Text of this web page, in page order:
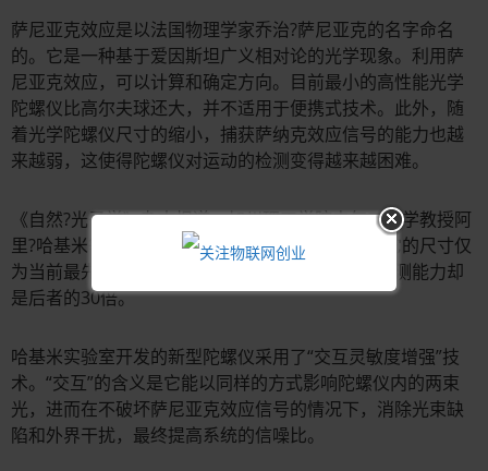
萨尼亚克效应是以法国物理学家乔治?萨尼亚克的名字命名
的。它是一种基于爱因斯坦广义相对论的光学现象。利用萨
尼亚克效应，可以计算和确定方向。目前最小的高性能光学
陀螺仪比高尔夫球还大，并不适用于便携式技术。此外，随
着光学陀螺仪尺寸的缩小，捕获萨纳克效应信号的能力也越
来越弱，这使得陀螺仪对运动的检测变得越来越困难。
《自然?光子学》杂志报道，加州理工学院电气工程学教授阿
里?哈基米等开发了一种新型的光学陀螺仪，虽然它的尺寸仅
为当前最先进陀螺仪的五百分之一，但它的相移检测能力却
是后者的30倍。
哈基米实验室开发的新型陀螺仪采用了“交互灵敏度增强”技
术。“交互”的含义是它能以同样的方式影响陀螺仪内的两束
光，进而在不破坏萨尼亚克效应信号的情况下，消除光束缺
陷和外界干扰，最终提高系统的信噪比。